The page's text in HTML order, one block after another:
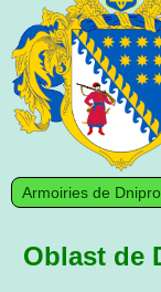
Armoiries de
Oblast de